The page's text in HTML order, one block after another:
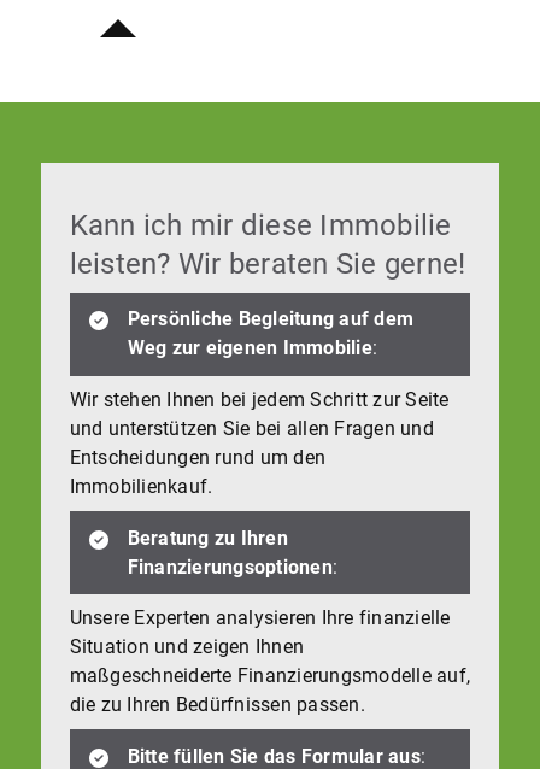
Kann ich mir diese Immobilie
leisten? Wir beraten Sie gerne!
Persönliche Begleitung auf dem
Weg zur eigenen Immobilie:
Wir stehen Ihnen bei jedem Schritt zur Seite
und unterstützen Sie bei allen Fragen und
Entscheidungen rund um den
Immobilienkauf.
Beratung zu Ihren
Finanzierungsoptionen:
Unsere Experten analysieren Ihre finanzielle
Situation und zeigen Ihnen
maßgeschneiderte Finanzierungsmodelle auf,
die zu Ihren Bedürfnissen passen.
Bitte füllen Sie das Formular aus: